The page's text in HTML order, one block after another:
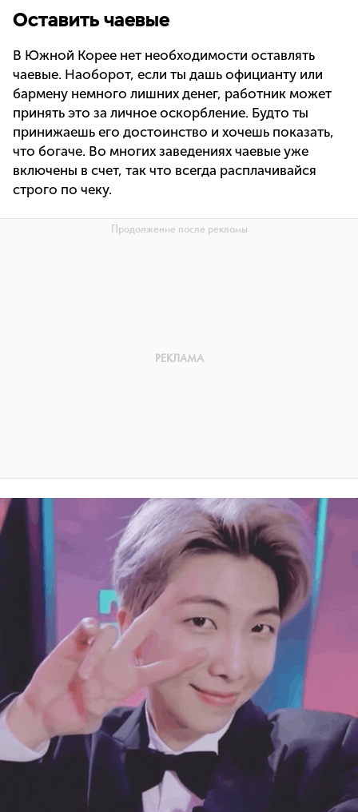
Оставить чаевые
В Южной Корее нет необходимости оставлять
чаевые. Наоборот, если ты дашь официанту или
бармену немного лишних денег, работник может
принять это за личное оскорбление. Будто ты
принижаешь его достоинство и хочешь показать,
что богаче. Во многих заведениях чаевые уже
включены в счет, так что всегда расплачивайся
строго по чеку.